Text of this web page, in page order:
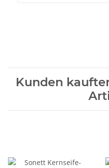
Kunden